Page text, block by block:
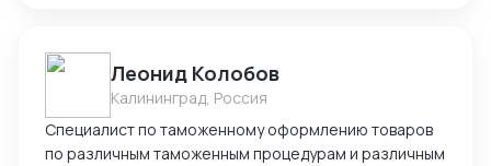
понимаю реалии обеих стран. Я организованная,
быстро вникаю в задачу и умею работать с людьми.
Буду рада сотрудничеству!
Леонид Колобов
Калининград, Россия
Специалист по таможенному оформлению товаров
по различным таможенным процедурам и различным